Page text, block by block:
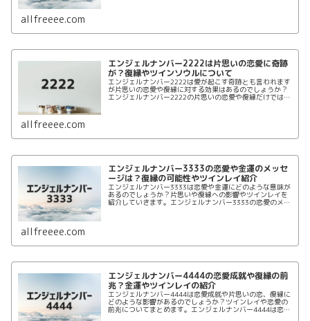
allfreeee.com
エンジェルナンバー2222は片思いの恋愛に奇跡
が？復縁やツインソウルについて
エンジェルナンバー2222は愛が起こす奇跡とも言われます
が片思いの恋愛や復縁に対する効果はあるのでしょうか？
エンジェルナンバー2222の片思いの恋愛や復縁だけではな
allfreeee.com
エンジェルナンバー3333の恋愛や金運のメッセ
ージは？復縁の可能性やツインレイ紹介
エンジェルナンバー3333は恋愛や金運にどのような意味が
あるのでしょうか？片思いや復縁への影響やツインレイを
紹介していきます。エンジェルナンバー3333の恋愛のメッ
allfreeee.com
エンジェルナンバー4444の恋愛成就や復縁の前
兆？金運やツインレイの紹介
エンジェルナンバー4444は恋愛成就や片思いの恋、復縁に
どのような影響があるのでしょうか？ツインレイや恋愛の
前兆についてまとめます。エンジェルナンバー4444は恋愛